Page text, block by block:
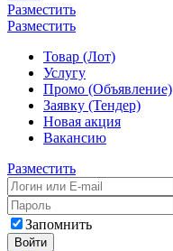
Разместить
Разместить
Товар (Лот)
Услугу
Промо (Объявление)
Заявку (Тендер)
Новая акция
Вакансию
Разместить
Запомнить
Войти